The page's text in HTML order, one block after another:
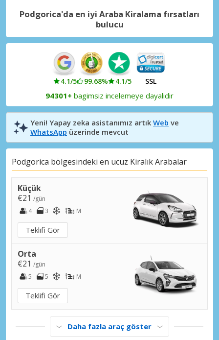
Podgorica'da en iyi Araba Kiralama fırsatları
bulucu
4.1/5 99.68% 4.1/5 SSL
94301+ bagimsiz incelemeye dayalidir
Yeni! Yapay zeka asistanımız artık Web ve
WhatsApp üzerinde mevcut
Podgorica bölgesindeki en ucuz Kiralık Arabalar
Küçük
€21 /gün
4
3 M
Teklifi Gör
Orta
€21 /gün
5
5 M
Teklifi Gör
Daha fazla araç göster